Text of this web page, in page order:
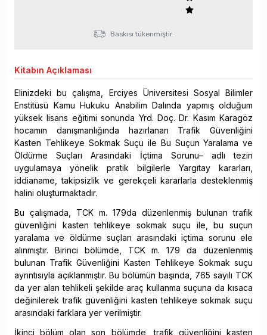
Baskısı tükenmiştir.
Kitabın Açıklaması
Elinizdeki bu çalışma, Erciyes Üniversitesi Sosyal Bilimler
Enstitüsü Kamu Hukuku Anabilim Dalında yapmış olduğum
yüksek lisans eğitimi sonunda Yrd. Doç. Dr. Kasım Karagöz
hocamın danışmanlığında hazırlanan Trafik Güvenliğini
Kasten Tehlikeye Sokmak Suçu ile Bu Suçun Yaralama ve
Öldürme Suçları Arasındaki İçtima Sorunu– adlı tezin
uygulamaya yönelik pratik bilgilerle Yargıtay kararları,
iddianame, takipsizlik ve gerekçeli kararlarla desteklenmiş
halini oluşturmaktadır.
Bu çalışmada, TCK m. 179da düzenlenmiş bulunan trafik
güvenliğini kasten tehlikeye sokmak suçu ile, bu suçun
yaralama ve öldürme suçları arasındaki içtima sorunu ele
alınmıştır. Birinci bölümde, TCK m. 179 da düzenlenmiş
bulunan Trafik Güvenliğini Kasten Tehlikeye Sokmak suçu
ayrıntısıyla açıklanmıştır. Bu bölümün başında, 765 sayılı TCK
da yer alan tehlikeli şekilde araç kullanma suçuna da kısaca
değinilerek trafik güvenliğini kasten tehlikeye sokmak suçu
arasındaki farklara yer verilmiştir.
İkinci bölüm olan son bölümde, trafik güvenliğini kasten